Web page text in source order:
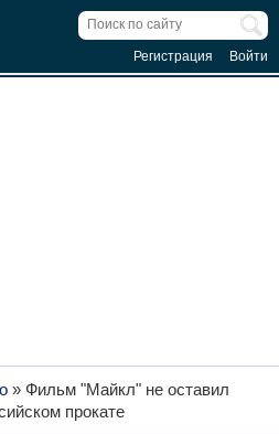
Регистрация Войти
» Фильм "Майкл" не оставил
прокате